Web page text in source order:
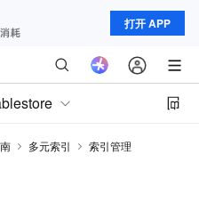
打开 APP
多元索引
索引管理